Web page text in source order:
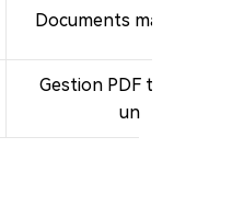
Documents manuscrits
Gestion PDF tout-en-
un